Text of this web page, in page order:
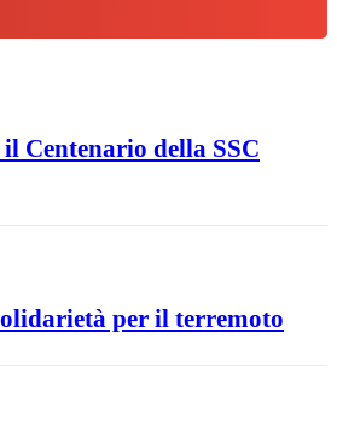
Centenario della SSC
per il terremoto